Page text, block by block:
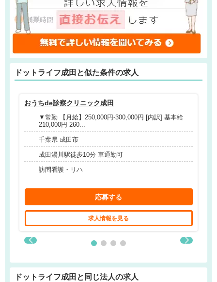
ドットライフ成田と似た条件の求人
おうちde診察クリニック成田
▼常勤 【月給】250,000円-300,000円 [内訳] 基本給
210,000円-260...
千葉県 成田市
成田湯川駅徒歩10分 車通勤可
訪問看護・リハ
応募する
求人情報を見る
ドットライフ成田と同じ法人の求人